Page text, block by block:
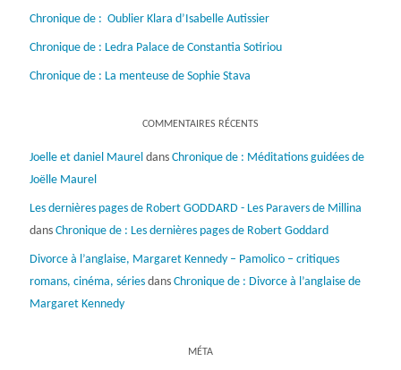
Chronique de : Oublier Klara d’Isabelle Autissier
Chronique de : Ledra Palace de Constantia Sotiriou
Chronique de : La menteuse de Sophie Stava
COMMENTAIRES RÉCENTS
Joelle et daniel Maurel dans Chronique de : Méditations guidées de
Joëlle Maurel
Les dernières pages de Robert GODDARD - Les Paravers de Millina
dans Chronique de : Les dernières pages de Robert Goddard
Divorce à l’anglaise, Margaret Kennedy – Pamolico – critiques
romans, cinéma, sériesdans Chronique de : Divorce à l’anglaise de
Margaret Kennedy
MÉTA